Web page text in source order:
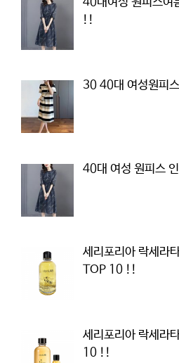
!!
30 40대 여성원피
40대 여성 원피스
세리포리아 락세라
TOP 10 !!
세리포리아 락세라
10 !!